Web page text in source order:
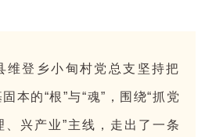
维登乡小甸村党总支坚持把
本的“根”与“魂”，围绕“抓党
兴产业”主线，走出了一条